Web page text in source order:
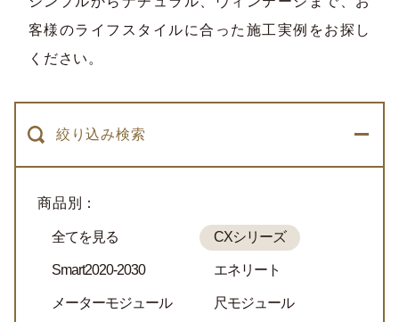
客様のライフスタイルに合った施工実例をお探し
ください。
絞り込み検索
商品別：
全てを見る CXシリーズ
Smart2020-2030 エネリート
メーターモジュール 尺モジュール